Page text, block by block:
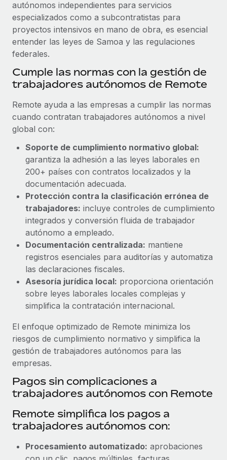
y cumplimiento normativo.
Comprobaciones de antecedentes
Simplifica los procesos de cribado de candidatos.
Adelántate a los riesgos de cumplimiento
normativo.
Gestión de dispositivos
Proporciona dispositivos tecnológicos y contrólalos
en todo el mundo.
Apertura de entidades
Abre entidades conforme a la legalidad enseguida.
Movilidad y reubicación
Reubica a los empleados con facilidad.
Prestaciones
Gestiona las prestaciones de los empleados sin
complicaciones.
Nómina global
EOR y PEO
Contractor Management
Impuestos
Explora el blog
BLOG
Novedades de producto de Remote:
Integraciones con Gusto y Xero y Contractor
Management Plus
La misión de Remote sigue siendo ayudar a empresas de
todos los tamaños a contratar, gestionar y...
Más información
Pento se convierte en un empleador equitativo
con Remote
Gestionar las nóminas internamente es complicado. Tardas
semanas en hacerlo manualmente y, al mes...
Más información
autónomos independientes para servicios
especializados como a subcontratistas para
proyectos intensivos en mano de obra, es esencial
entender las leyes de Samoa y las regulaciones
federales.
Cumple las normas con la gestión de
trabajadores autónomos de Remote
Remote ayuda a las empresas a cumplir las normas
cuando contratan trabajadores autónomos a nivel
global con:
Soporte de cumplimiento normativo global:
garantiza la adhesión a las leyes laborales en
200+ países con contratos localizados y la
documentación adecuada.
Protección contra la clasificación errónea de
trabajadores: incluye controles de cumplimiento
integrados y conversión fluida de trabajador
autónomo a empleado.
Documentación centralizada: mantiene
registros esenciales para auditorías y automatiza
las declaraciones fiscales.
Asesoría jurídica local: proporciona orientación
sobre leyes laborales locales complejas y
simplifica la contratación internacional.
El enfoque optimizado de Remote minimiza los
riesgos de cumplimiento normativo y simplifica la
gestión de trabajadores autónomos para las
empresas.
Pagos sin complicaciones a
trabajadores autónomos con Remote
Remote simplifica los pagos a
trabajadores autónomos con:
Procesamiento automatizado: aprobaciones